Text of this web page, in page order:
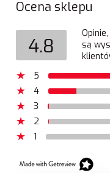
Ocena sklepu
4.8
są
5
4
3
2
1